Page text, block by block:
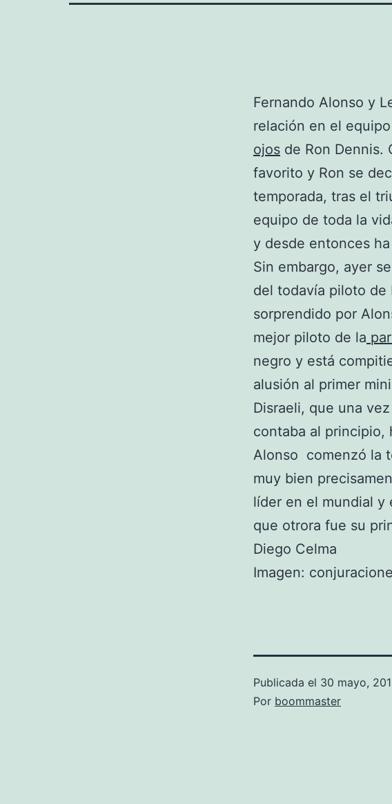
Fernando Alonso y
relación en el
ojos de Ron Dennis.
favorito y Ron se
temporada, tras el
equipo de toda la
y desde entonces
Sin embargo, ayer
del todavía piloto de
sorprendido por
mejor piloto de la
negro y está
alusión al primer
Disraeli, que una
contaba al principio,
Alonso comenzó la
muy bien
líder en el mundial y
que otrora fue su
Diego Celma
Imagen:
Publicada el 30 mayo,
Por boommaster